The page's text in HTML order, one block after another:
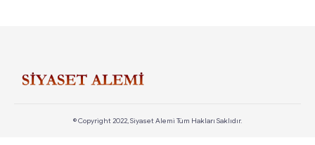
© Copyright 2022, Siyaset Alemi Tüm Hakları Saklıdır.